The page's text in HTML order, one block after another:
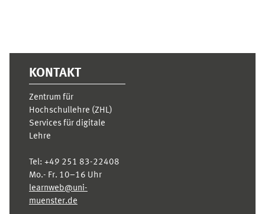
KONTAKT
Zentrum für
Hochschullehre (ZHL)
Services für digitale
Lehre
Tel: +49 251 83-22408
Mo.- Fr. 10–16 Uhr
learnweb@uni-
muenster.de